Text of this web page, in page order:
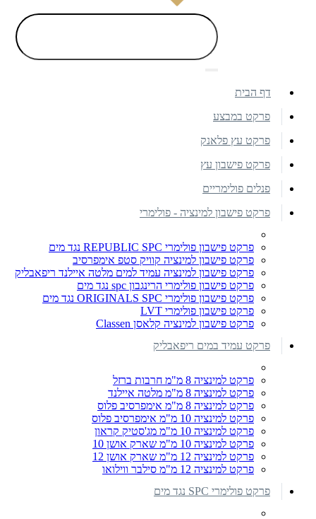
דף הבית
פרקט במבצע
פרקט עץ פלאנק
פרקט פישבון עץ
פנלים פולימריים
פרקט פישבון למינציה - פולימרי
פרקט פישבון פולימרי REPUBLIC SPC נגד מים
פרקט פישבון למינציה קוויק סטפ אימפרסיב
פרקט פישבון למינציה עמיד למים מלטה איילנד ריפאבליק
פרקט פישבון פולימרי הרינגבון spc נגד מים
פרקט פישבון פולימרי ORIGINALS SPC נגד מים
פרקט פישבון פולימרי LVT
פרקט פישבון למינציה קלאסן Classen
פרקט עמיד במים ריפאבליק
פרקט למינציה 8 מ"מ חרבות ברזל
פרקט למינציה 8 מ"מ מלטה איילנד
פרקט למינציה 8 מ"מ אימפרסיב פלוס
פרקט למינציה 10 מ"מ אימפרסיב פלוס
פרקט למינציה 10 מ"מ מג'סטיק קראון
פרקט למינציה 10 מ"מ שארק אושן 10
פרקט למינציה 12 מ"מ שארק אושן 12
פרקט למינציה 12 מ"מ סילבר ווילואו
פרקט פולימרי SPC נגד מים